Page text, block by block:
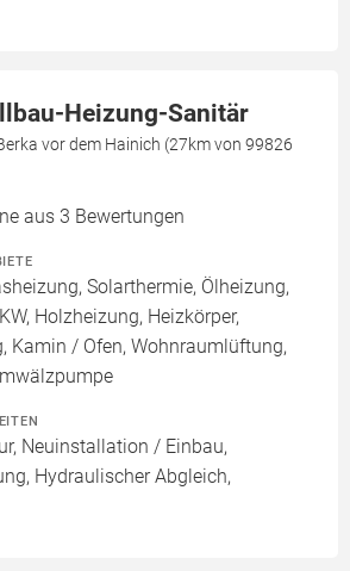
Heizung-Sanitär
vor dem Hainich (27km von 99826
aus 3 Bewertungen
Solarthermie, Ölheizung,
Holzheizung, Heizkörper,
Kamin / Ofen, Wohnraumlüftung,
Neuinstallation / Einbau,
Hydraulischer Abgleich,